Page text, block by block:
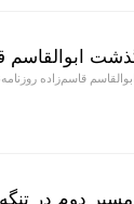
ابوالقاسم
قاسم‌زاده
دوم در تنگه